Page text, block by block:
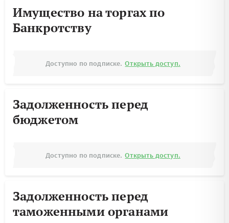
Имущество на торгах по
Банкротству
Доступно по подписке. Открыть доступ.
Задолженность перед
бюджетом
Доступно по подписке. Открыть доступ.
Задолженность перед
таможенными органами